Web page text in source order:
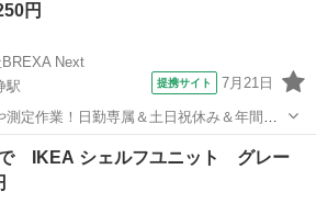
円
Next
駅
提携サイト 7月21日
定作業！日勤専属＆土日祝休み＆年間休
作業★マイカー通勤OK＆無料駐車場あり
度あり！《茨城県常陸大宮市》 人気の
造工...
IKEA シェルフユニット グレー